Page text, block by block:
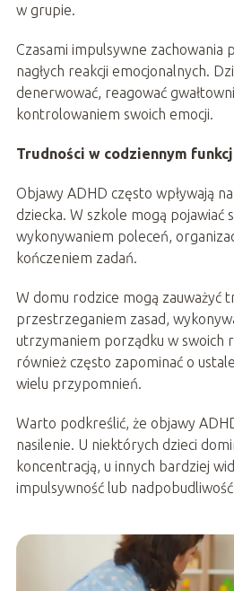
w grupie.
Czasami impulsywne zachowania
nagłych reakcji emocjonalnych.
denerwować, reagować
kontrolowaniem swoich emocji.
Trudności w codziennym
Objawy ADHD często wpływają
dziecka. W szkole mogą pojawiać
wykonywaniem poleceń,
kończeniem zadań.
W domu rodzice mogą zauważyć
przestrzeganiem zasad,
utrzymaniem porządku w swoich
również często zapominać o
wielu przypomnień.
Warto podkreślić, że objawy
nasilenie. U niektórych dzieci
koncentracją, u innych bardziej
impulsywność lub